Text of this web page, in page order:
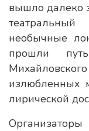
вышло далеко
необычные
прошли
излюбленных
лирической